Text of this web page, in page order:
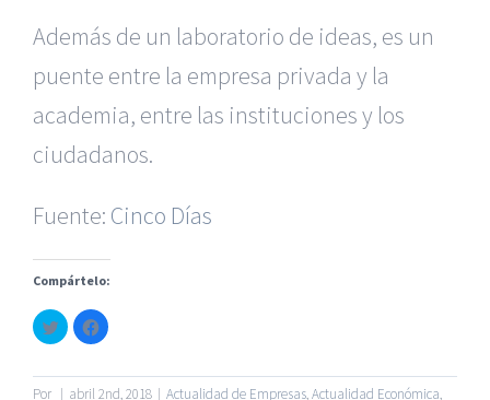
Además de un laboratorio de ideas, es un
puente entre la empresa privada y la
academia, entre las instituciones y los
ciudadanos.
Fuente: Cinco Días
Compártelo:
Haz
clic
para
en
Twitter
Haz
clic
en
Facebook
Por | abril 2nd, 2018 | Actualidad de Empresas,Actualidad Económica,
|Reclamación de Accidentes en Alicante|Reclamación
de Accidentes en Madrid|BGD Abogados Madrid|
|Formación para Abogados
|Hacer Contrato De
© Copyright 2010 -
del sitio